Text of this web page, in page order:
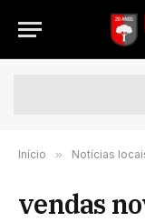
Início » Notícias
vendas